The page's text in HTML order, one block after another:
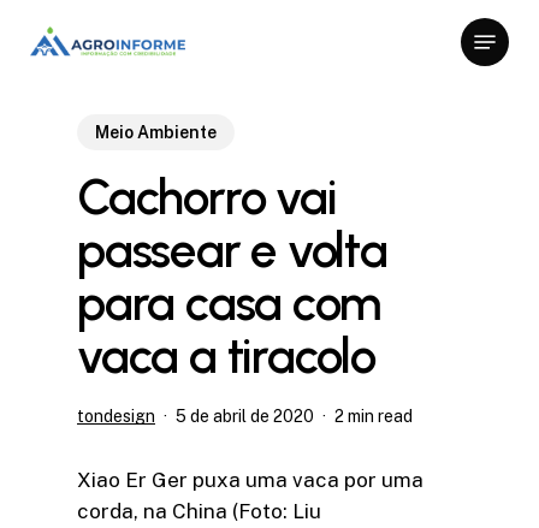
Menu
Meio Ambiente
Cachorro vai
passear e volta
para casa com
vaca a tiracolo
tondesign 5 de abril de 2020 2 min read
Xiao Er Ger puxa uma vaca por uma
corda, na China (Foto: Liu